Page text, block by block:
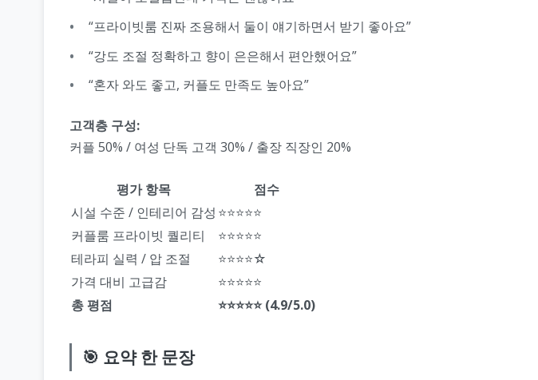
“프라이빗룸 진짜 조용해서 둘이 얘기하면서 받기 좋아요”
“강도 조절 정확하고 향이 은은해서 편안했어요”
“혼자 와도 좋고, 커플도 만족도 높아요”
고객층 구성:
커플 50% / 여성 단독 고객 30% / 출장 직장인 20%
평가 항목
점수
시설 수준 / 인테리어 감성 ⭐⭐⭐⭐⭐
커플룸 프라이빗 퀄리티
⭐⭐⭐⭐⭐
테라피 실력 / 압 조절
⭐⭐⭐⭐☆
가격 대비 고급감
⭐⭐⭐⭐⭐
총 평점
⭐⭐⭐⭐⭐ (4.9/5.0)
🎯 요약 한 문장